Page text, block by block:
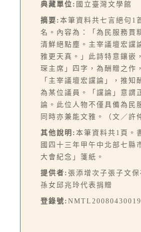
典藏單位: 國立臺灣文學館
摘要: 本筆資料共七言絕句1
名。內容為：「為民服務貫
清鮮絕點塵。主宰議壇宏讜
雅更天真。」此詩特意鑲嵌
琛主席」四字，為酬贈之作
「主宰議壇宏讜論」，推知
為某位議員。「讜論」意謂
論。此位人物不僅具備為民
同時亦兼能文雅。（文／許
其他說明: 本筆資料共1頁。
國四十三年甲午中北部七縣
大會紀念」箋紙。
提供者: 張添增次子張子文
孫女邱兆玲代表捐贈
登錄號: NMTL20080430019